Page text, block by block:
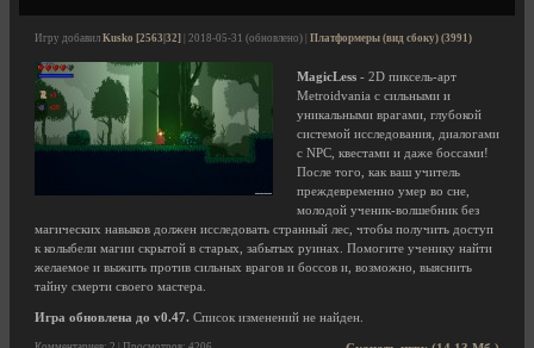
Игру добавил Kusko [2563|32] | 2018-05-31 (обновлено) | Платформеры (вид сбоку) (3991)
MagicLess - 2D пиксель-арт
Metroidvania с сильными и
уникальными врагами, глубокой
системой исследования, диалогами
с NPC, квестами и даже боссами!
После того, как ваш учитель
преждевременно умер во сне,
молодой ученик-волшебник без
магических навыков должен исследовать странный лес, чтобы получить доступ
к колыбели магии скрытой в старых, забытых руинах. Помогите ученику найти
желаемое и выжить против сильных врагов и боссов и, возможно, выяснить
тайну смерти своего мастера.
Игра обновлена до v0.47. Список изменений не найден.